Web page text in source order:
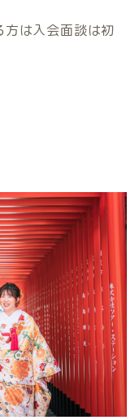
は入会面談は初